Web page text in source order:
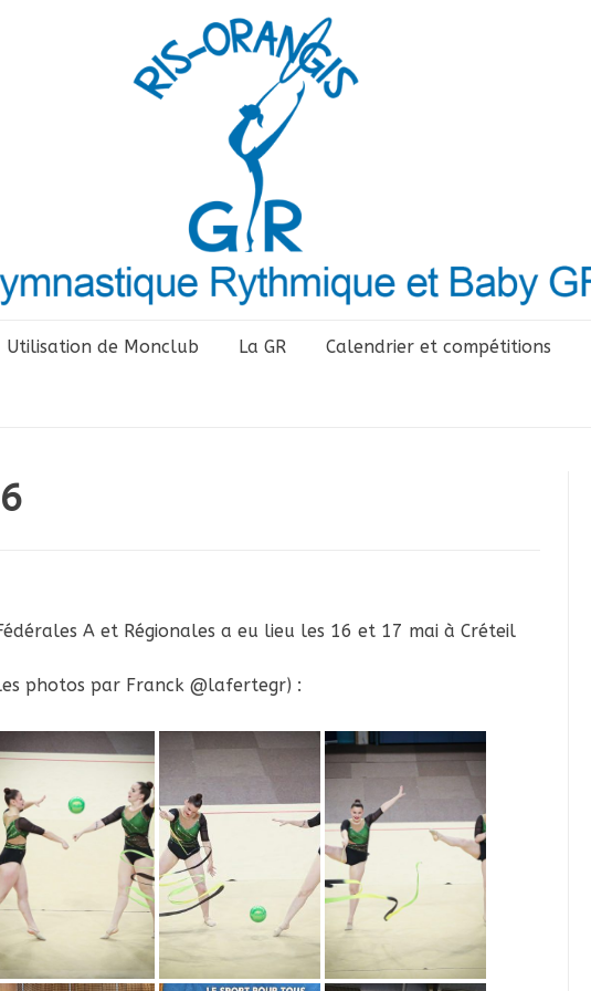
Utilisation de Monclub La GR Calendrier et compétitions
A et Régionales a eu lieu les 16 et 17 mai à Créteil
photos par Franck @lafertegr) :